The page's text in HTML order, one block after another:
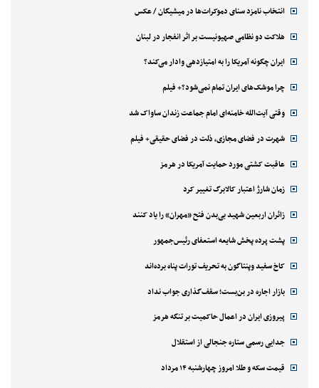
انتخاب نامزد سنای دموکرات‌ها در میشیگان / عکس
هلاکت دو نظامی صهیونیست بر اثر انفجار در لبنان
ایران چگونه آمریکا را به امتیازدهی وادار می‌کند؟
چرا موشک‌های ایران تمام نمی‌شود؟+ فیلم
وقتی آیت‌الله خامنه‌ای امام جماعت زندان ساواک شد
شهرت در فضای مجازی، ذلت در فضای حقیقی+ فیلم
عاقبت کشتی مورد حمایت آمریکا در هرمز
زمان شارژ اعتبار کالابرگ تغییر کرد
زائران اربعین شهید بی‌بدن فتح «مهران» را یاد کنند
پشت پرده پخش شایعه استعفای رئیس‌جمهور
کاخ سفید وپنتاگون به تحریف تورات پناه برده‌اند
بازار اجاره در بن‌بست؛ سقف‌گذاری جواب نداد
پیروزی ایران در اعمال حاکمیت بر تنگه هرمز
جدایی رسمی ستاره جنجالی از استقلال
قیمت سکه و طلا امروز چهارشنبه ۱۴ مرداد